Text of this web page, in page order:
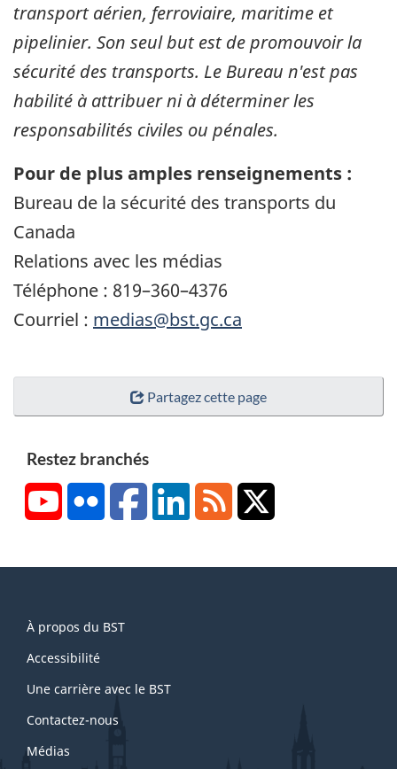
transport aérien, ferroviaire, maritime et
pipelinier. Son seul but est de promouvoir la
sécurité des transports. Le Bureau n'est pas
habilité à attribuer ni à déterminer les
responsabilités civiles ou pénales.
Pour de plus amples renseignements :
Bureau de la sécurité des transports du
Canada
Relations avec les médias
Téléphone : 819–360–4376
Courriel : medias@bst.gc.ca
Partagez cette page
Restez branchés
YouTubeFlickr FacebookLinkedInRSS
this
site
À propos du BST
Accessibilité
Une carrière avec le BST
Contactez-nous
Médias